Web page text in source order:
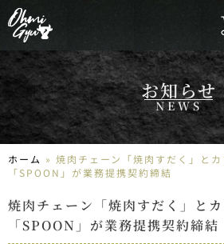
お知らせ
NEWS
ホーム » 焼肉チェーン「焼肉すだく」と
「SPOON」が業務提携契約締結
焼肉チェーン「焼肉すだく」と
「SPOON」が業務提携契約締結